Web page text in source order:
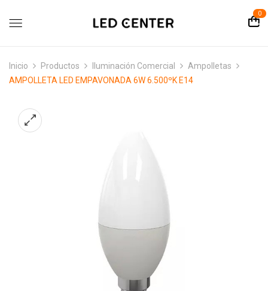
0
Inicio Productos Iluminación Comercial
Ampolletas
AMPOLLETA LED EMPAVONADA 6W 6.500ºK E14